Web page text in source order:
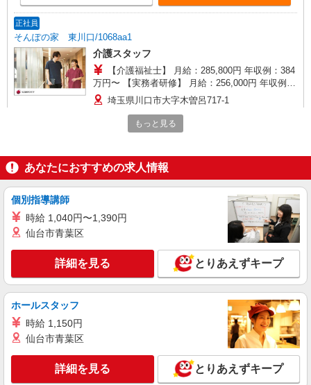
247,200円／年収例334万円〜 ※職務手当、働きが
（月平均5回分）等、毎月平均的に支払われる手当
を含む ※介護福祉士のみ、特別職務手当も含む ◎
残業時は別途時間外手当支給（超過1分〜） ◎賞
与 基本給2.08ヶ月分/年支給
正社員
そんぽの家 東川口/1068aa1
介護スタッフ
【介護福祉士】 月給：285,800円 年収例：384
万円〜 【実務者研修】 月給：256,000円 年収例：
345万円〜 【初任者研修・無資格】 月給：
247,200円 年収例：334万円〜 ※職務手当、働き
がい向上手当、日祝手当（月平均2回分）、夜勤手
当（月平均5回分）等、毎月平均的に支払われる手
も含む ◎残業時は別途時間外手当支給（超過1
分〜） ◎賞与 基本給2.08ヶ月分/年支給
埼玉県川口市大字木曽呂717-1
アルバイト パート
SOMPOケア 川口東領家 定期巡回/5254db2
★夜勤：1勤務14,912円〜15,312円（時給制・
夜勤手当含む） 時給：1,364円 ◎週20時間以上勤
務（社保加入者）の場合は時給：1,414円
埼玉県川口市東領家2丁目8-6 【そんぽの家
S 川口東領家】建物内
キープ 詳細を見る
（株）ウィルオブ・ワークCW 大宮支店/ms110101
時給1650円 ◆前払い・日払い・週払いOK
埼玉県川口市鳩ケ谷
もっと見る
あなたにおすすめの求人情報
個別指導講師
時給 1,040円〜1,390円
仙台市青葉区
詳細を見る とりあえずキープ
ホールスタッフ
時給 1,150円
仙台市青葉区
詳細を見る とりあえずキープ